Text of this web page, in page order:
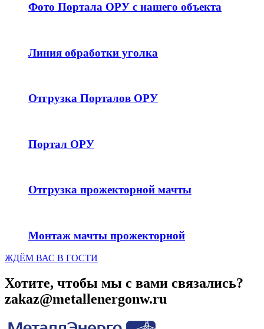
Фото Портала ОРУ с нашего объекта
Линия обработки уголка
Отгрузка Порталов ОРУ
Портал ОРУ
Отгрузка прожекторной мачты
Монтаж мачты прожекторной
ЖДЁМ ВАС В ГОСТИ
Хотите, чтобы мы с вами связались?
zakaz@metallenergonw.ru